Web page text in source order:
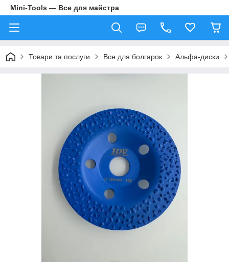
Mini-Tools — Все для майстра
Товари та послуги Все для болгарок Альфа-диски